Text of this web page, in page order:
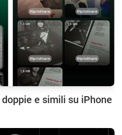
e simili su iPhone